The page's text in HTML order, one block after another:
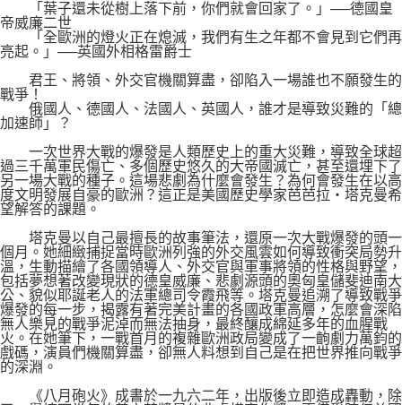
「葉子還未從樹上落下前，你們就會回家了。」──德國皇
帝威廉二世
「全歐洲的燈火正在熄滅，我們有生之年都不會見到它們再
亮起。」──英國外相格雷爵士
君王、將領、外交官機關算盡，卻陷入一場誰也不願發生的
戰爭！
俄國人、德國人、法國人、英國人，誰才是導致災難的「總
加速師」？
一次世界大戰的爆發是人類歷史上的重大災難，導致全球超
過三千萬軍民傷亡、多個歷史悠久的大帝國滅亡，甚至還埋下了
另一場大戰的種子。這場悲劇為什麼會發生？為何會發生在以高
度文明發展自豪的歐洲？這正是美國歷史學家芭芭拉‧塔克曼希
望解答的課題。
塔克曼以自己最擅長的故事筆法，還原一次大戰爆發的頭一
個月。她細緻捕捉當時歐洲列強的外交風雲如何導致衝突局勢升
溫，生動描繪了各國領導人、外交官與軍事將領的性格與野望，
包括夢想著改變現狀的德皇威廉、悲劇源頭的奧匈皇儲斐迪南大
公、貌似耶誕老人的法軍總司令霞飛等。塔克曼追溯了導致戰爭
爆發的每一步，揭露有著完美計畫的各國政軍高層，怎麼會深陷
無人樂見的戰爭泥淖而無法抽身，最終釀成綿延多年的血腥戰
火。在她筆下，一戰首月的複雜歐洲政局變成了一齣劇力萬鈞的
戲碼，演員們機關算盡，卻無人料想到自己是在把世界推向戰爭
的深淵。
《八月砲火》成書於一九六二年，出版後立即造成轟動，除